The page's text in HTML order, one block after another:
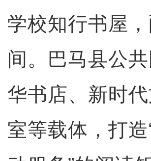
学校知行书屋
间。巴马县公
华书店、新时
室等载体，打